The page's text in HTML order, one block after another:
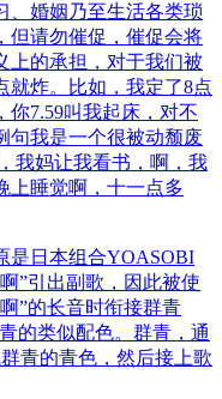
、婚姻乃至生活各类琐
但请勿催促，催促会将
上的承担，对于我们被
就炸。比如，我定了8点
你7.59叫我起床，对不
句我是一个很被动颓废
我妈让我看书，啊，我
上睡觉啊，十一点多
是日本组合YOASOBI
”引出副歌，因此被使
”的长音时衔接群青
的类似配色。群青，通
青的青色，然后接上歌